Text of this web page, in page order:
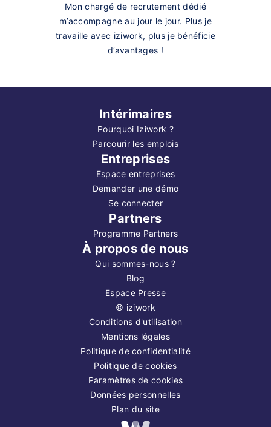
Mon chargé de recrutement dédié
m’accompagne au jour le jour. Plus je
travaille avec iziwork, plus je bénéficie
d’avantages !
Intérimaires
Pourquoi Iziwork ?
Parcourir les emplois
Entreprises
Espace entreprises
Demander une démo
Se connecter
Partners
Programme Partners
À propos de nous
Qui sommes-nous ?
Blog
Espace Presse
© iziwork
Conditions d'utilisation
Mentions légales
Politique de confidentialité
Politique de cookies
Paramètres de cookies
Données personnelles
Plan du site